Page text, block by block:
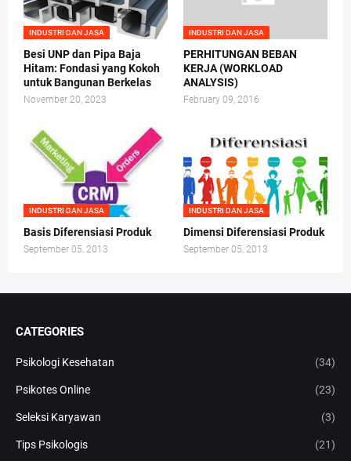
INDUSTRI DAN JASA
Besi UNP dan Pipa Baja
Hitam: Fondasi yang Kokoh
untuk Bangunan Berkelas
November 20, 2023
INDUSTRI DAN JASA
PERHITUNGAN BEBAN
KERJA (WORKLOAD
ANALYSIS)
February 09, 2016
INDUSTRI DAN JASA
Basis Diferensiasi Produk
September 05, 2013
INDUSTRI DAN JASA
Dimensi Diferensiasi Produk
September 05, 2013
CATEGORIES
Psikologi Kesehatan (34)
Psikotes Online (23)
Seleksi Karyawan (3)
Tips Psikologis (21)